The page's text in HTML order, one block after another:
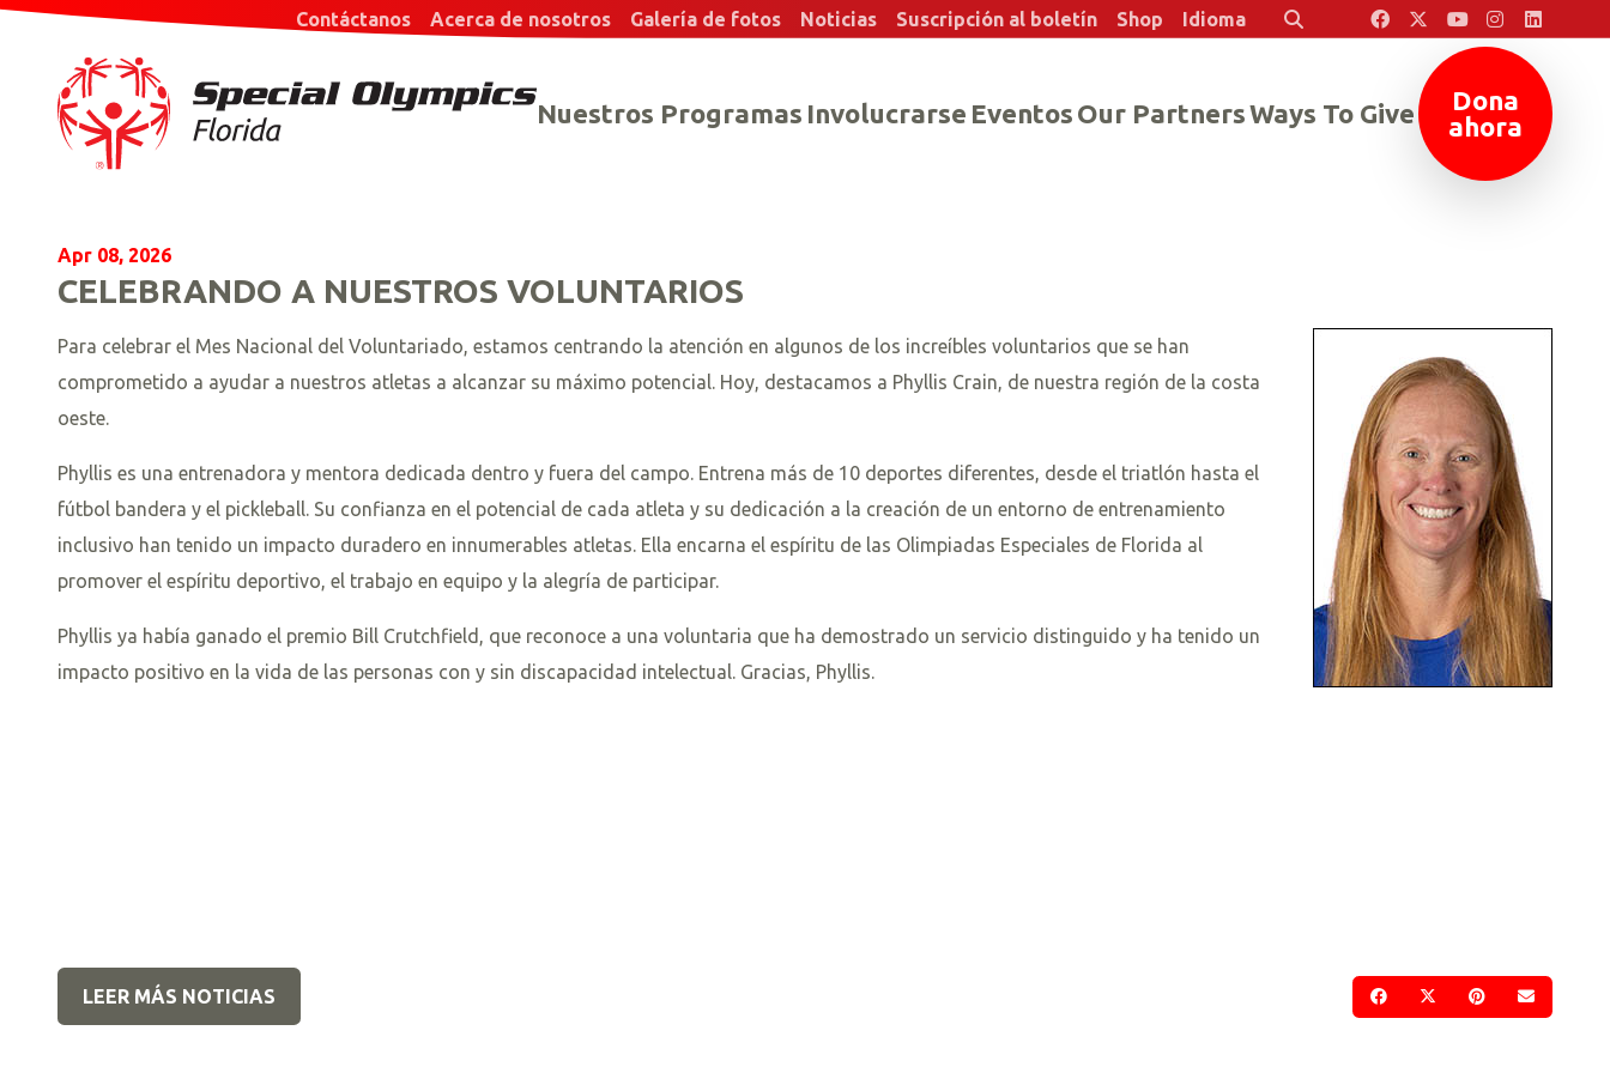
Nuestros Programas Involucrarse Eventos Our PartnersWays To Give
Dona
ahora
Contáctanos Acerca de nosotros Galería de fotos Noticias Suscripción al boletín Shop Idioma Buscar
Apr 08, 2026
CELEBRANDO A NUESTROS VOLUNTARIOS
Para celebrar el Mes Nacional del Voluntariado, estamos centrando la atención en algunos de los increíbles voluntarios que se han
comprometido a ayudar a nuestros atletas a alcanzar su máximo potencial. Hoy, destacamos a Phyllis Crain, de nuestra región de la costa
oeste.
Phyllis es una entrenadora y mentora dedicada dentro y fuera del campo. Entrena más de 10 deportes diferentes, desde el triatlón hasta el
fútbol bandera y el pickleball. Su confianza en el potencial de cada atleta y su dedicación a la creación de un entorno de entrenamiento
inclusivo han tenido un impacto duradero en innumerables atletas. Ella encarna el espíritu de las Olimpiadas Especiales de Florida al
promover el espíritu deportivo, el trabajo en equipo y la alegría de participar.
Phyllis ya había ganado el premio Bill Crutchfield, que reconoce a una voluntaria que ha demostrado un servicio distinguido y ha tenido un
impacto positivo en la vida de las personas con y sin discapacidad intelectual. Gracias, Phyllis.
COMPARTIR EN FACEBOOK
COMPARTIR EN
COMPARTIR
ENVIAR
LEER MÁS NOTICIAS